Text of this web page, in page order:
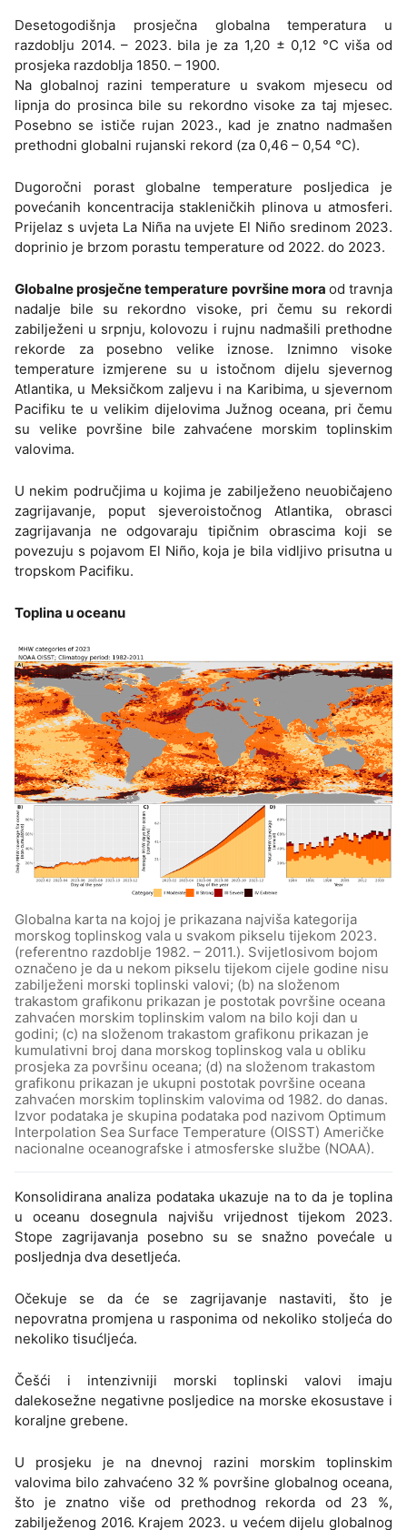
Desetogodišnja prosječna globalna temperatura u
razdoblju 2014. – 2023. bila je za 1,20 ± 0,12 °C viša od
prosjeka razdoblja 1850. – 1900.
Na globalnoj razini temperature u svakom mjesecu od
lipnja do prosinca bile su rekordno visoke za taj mjesec.
Posebno se ističe rujan 2023., kad je znatno nadmašen
prethodni globalni rujanski rekord (za 0,46 – 0,54 °C).
Dugoročni porast globalne temperature posljedica je
povećanih koncentracija stakleničkih plinova u atmosferi.
Prijelaz s uvjeta La Niña na uvjete El Niño sredinom 2023.
doprinio je brzom porastu temperature od 2022. do 2023.
Globalne prosječne temperature površine mora od travnja
nadalje bile su rekordno visoke, pri čemu su rekordi
zabilježeni u srpnju, kolovozu i rujnu nadmašili prethodne
rekorde za posebno velike iznose. Iznimno visoke
temperature izmjerene su u istočnom dijelu sjevernog
Atlantika, u Meksičkom zaljevu i na Karibima, u sjevernom
Pacifiku te u velikim dijelovima Južnog oceana, pri čemu
su velike površine bile zahvaćene morskim toplinskim
valovima.
U nekim područjima u kojima je zabilježeno neuobičajeno
zagrijavanje, poput sjeveroistočnog Atlantika, obrasci
zagrijavanja ne odgovaraju tipičnim obrascima koji se
povezuju s pojavom El Niño, koja je bila vidljivo prisutna u
tropskom Pacifiku.
Toplina u oceanu
Globalna karta na kojoj je prikazana najviša kategorija
morskog toplinskog vala u svakom pikselu tijekom 2023.
(referentno razdoblje 1982. – 2011.). Svijetlosivom bojom
označeno je da u nekom pikselu tijekom cijele godine nisu
zabilježeni morski toplinski valovi; (b) na složenom
trakastom grafikonu prikazan je postotak površine oceana
zahvaćen morskim toplinskim valom na bilo koji dan u
godini; (c) na složenom trakastom grafikonu prikazan je
kumulativni broj dana morskog toplinskog vala u obliku
prosjeka za površinu oceana; (d) na složenom trakastom
grafikonu prikazan je ukupni postotak površine oceana
zahvaćen morskim toplinskim valovima od 1982. do danas.
Izvor podataka je skupina podataka pod nazivom Optimum
Interpolation Sea Surface Temperature (OISST) Američke
nacionalne oceanografske i atmosferske službe (NOAA).
Konsolidirana analiza podataka ukazuje na to da je toplina
u oceanu dosegnula najvišu vrijednost tijekom 2023.
Stope zagrijavanja posebno su se snažno povećale u
posljednja dva desetljeća.
Očekuje se da će se zagrijavanje nastaviti, što je
nepovratna promjena u rasponima od nekoliko stoljeća do
nekoliko tisućljeća.
Češći i intenzivniji morski toplinski valovi imaju
dalekosežne negativne posljedice na morske ekosustave i
koraljne grebene.
U prosjeku je na dnevnoj razini morskim toplinskim
valovima bilo zahvaćeno 32 % površine globalnog oceana,
što je znatno više od prethodnog rekorda od 23 %,
zabilježenog 2016. Krajem 2023. u većem dijelu globalnog